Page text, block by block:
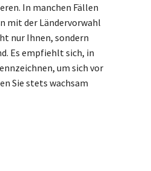
In manchen Fällen
mit der Ländervorwahl
nur Ihnen, sondern
Es empfiehlt sich, in
um sich vor
Sie stets wachsam